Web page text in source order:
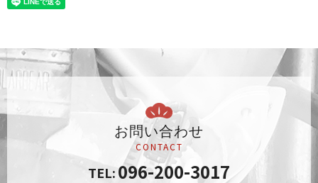
お問い合わせ
CONTACT
TEL:096-200-3017